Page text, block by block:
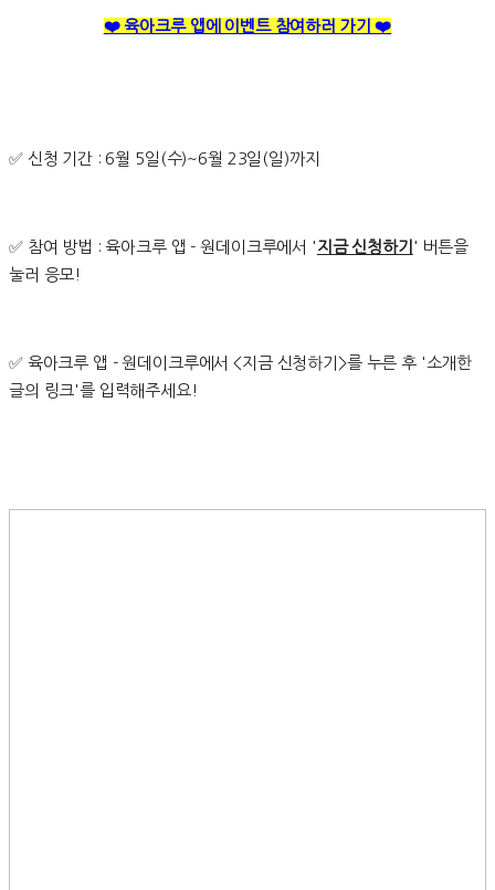
❤️ 육아크루 앱에 이벤트 참여하러 가기 ❤️
✅ 신청 기간 : 6월 5일(수)~6월 23일(일)까지
✅ 참여 방법 : 육아크루 앱 - 원데이크루에서 ' 지금 신청하기 ' 버튼을
눌러 응모!
✅ 육아크루 앱 - 원데이크루에서 <지금 신청하기>를 누른 후 '소개한
글의 링크'를 입력해주세요!